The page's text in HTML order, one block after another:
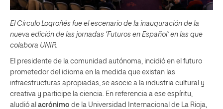
El Círculo Logroñés fue el escenario de la inauguración de la
nueva edición de las jornadas ‘Futuros en Español’ en las que
colabora UNIR.
El presidente de la comunidad autónoma, incidió en el futuro
prometedor del idioma en la medida que existan las
infraestructuras apropiadas, se asocie a la industria cultural y
creativa y participe la ciencia. En referencia a ese espíritu,
aludió al acrónimo de la Universidad Internacional de La Rioja,